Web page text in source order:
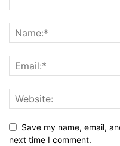
Save my name, email,
next time I comment.